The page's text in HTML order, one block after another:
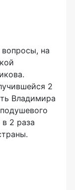
на
2
Владимира
2 раза